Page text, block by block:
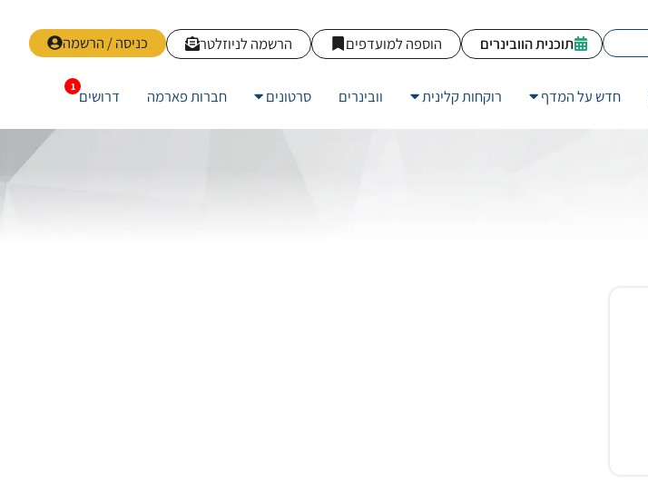
כניסה / הרשמה הרשמה לניוזלטר הוספה למועדפים תוכנית הוובינרים
חדש על המדף רוקחות קלינית וובינרים סרטונים חברות פארמה דרושים